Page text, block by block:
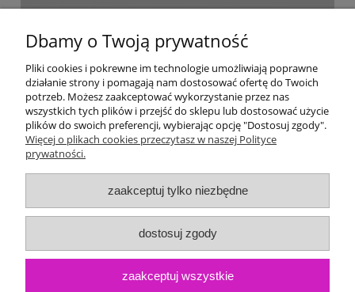
Moje konto
Gwarancja i zwroty
O firmie
Dbamy o Twoją prywatność
Pliki cookies i pokrewne im technologie umożliwiają poprawne
działanie strony i pomagają nam dostosować ofertę do Twoich
potrzeb. Możesz zaakceptować wykorzystanie przez nas
wszystkich tych plików i przejść do sklepu lub dostosować użycie
plików do swoich preferencji, wybierając opcję "Dostosuj zgody".
Więcej o plikach cookies przeczytasz w naszej Polityce
prywatności.
zaakceptuj tylko niezbędne
dostosuj zgody
zaakceptuj wszystkie